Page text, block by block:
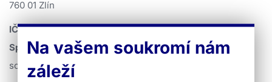
Na vašem soukromí nám
záleží
760 01 Zlín
IČO: 258 25 704
Spisovná značka:zapsána v OR vedeném Krajským
soudem v Brně, spisová značka: C 143085